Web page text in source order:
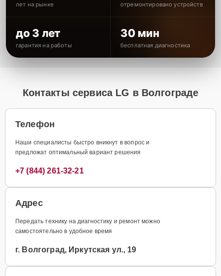
лет на рынке отремонтировано устройств
до 3 лет
гарантия на работы
30 мин
бесплатная диагностика
Контакты сервиса LG в Волгограде
Телефон
Наши специалисты быстро вникнут в вопрос и
предложат оптимальный вариант решения
+7 (844) 261-32-21
Адрес
Передать технику на диагностику и ремонт можно
самостоятельно в удобное время
г. Волгоград, Иркутская ул., 19